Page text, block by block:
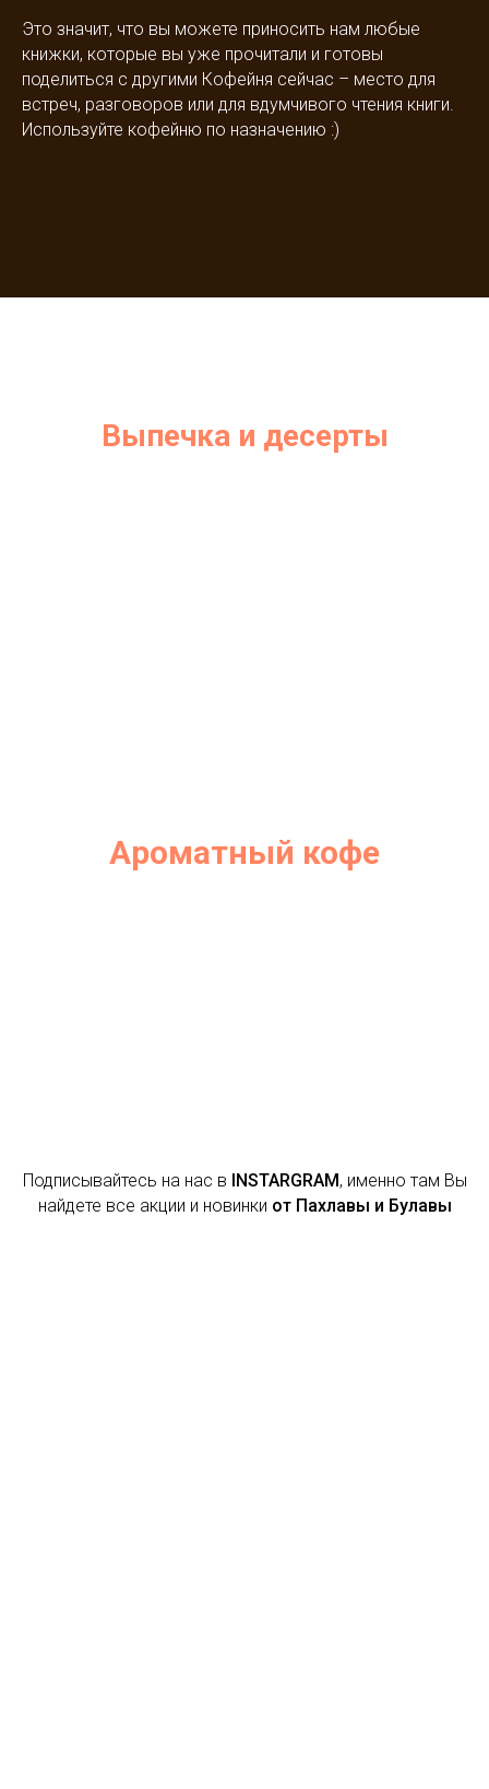
Это значит, что вы можете приносить нам любые
книжки, которые вы уже прочитали и готовы
поделиться с другими Кофейня сейчас – место для
встреч, разговоров или для вдумчивого чтения книги.
Используйте кофейню по назначению :)
Выпечка и десерты
Ароматный кофе
Подписывайтесь на нас в INSTARGRAM, именно там Вы
найдете все акции и новинки от Пахлавы и Булавы